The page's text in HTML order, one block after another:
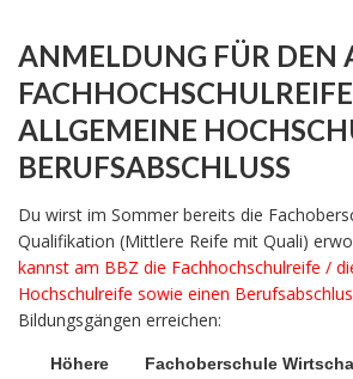
ANMELDUNG FÜR DEN
ALLGEMEINE
BERUFSABSCHLUSS
Du wirst im Sommer bereits die
Qualifikation (Mittlere Reife mit Quali)
kannst am BBZ die Fachhochschulreife /
Hochschulreife sowie einen
Bildungsgängen erreichen:
Höhere Fachoberschule